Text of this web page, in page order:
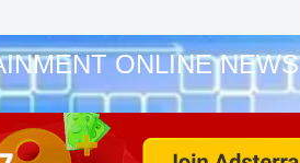
ONLINE NEWS